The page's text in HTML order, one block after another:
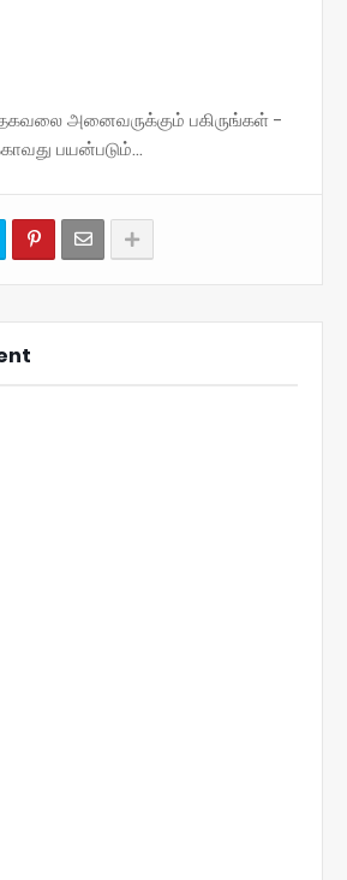
அனைவருக்கும் பகிருங்கள் -
பயன்படும்...